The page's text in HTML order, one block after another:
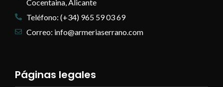
Cocentaina, Alicante
Teléfono: (+34) 965 59 03 69
Correo: info@armeriaserrano.com
Páginas legales